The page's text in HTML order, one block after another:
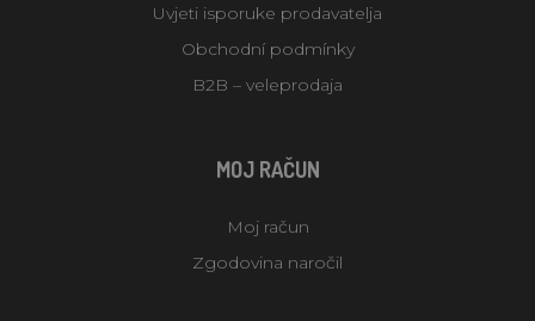
Uvjeti isporuke prodavatelja
Obchodní podmínky
B2B – veleprodaja
MOJ RAČUN
Moj račun
Zgodovina naročil